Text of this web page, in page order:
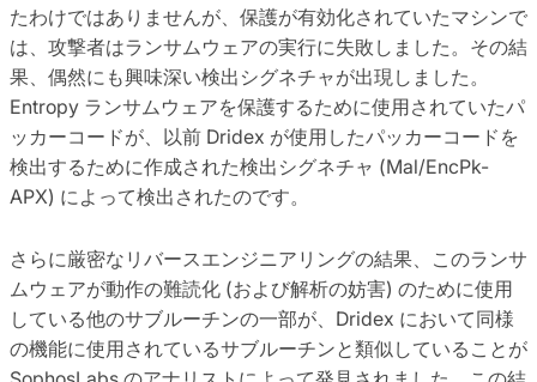
たわけではありませんが、保護が有効化されていたマシンで
は、攻撃者はランサムウェアの実行に失敗しました。その結
果、偶然にも興味深い検出シグネチャが出現しました。
Entropy ランサムウェアを保護するために使用されていたパ
ッカーコードが、以前 Dridex が使用したパッカーコードを
検出するために作成された検出シグネチャ (Mal/EncPk-
APX) によって検出されたのです。
さらに厳密なリバースエンジニアリングの結果、このランサ
ムウェアが動作の難読化 (および解析の妨害) のために使用
している他のサブルーチンの一部が、Dridex において同様
の機能に使用されているサブルーチンと類似していることが